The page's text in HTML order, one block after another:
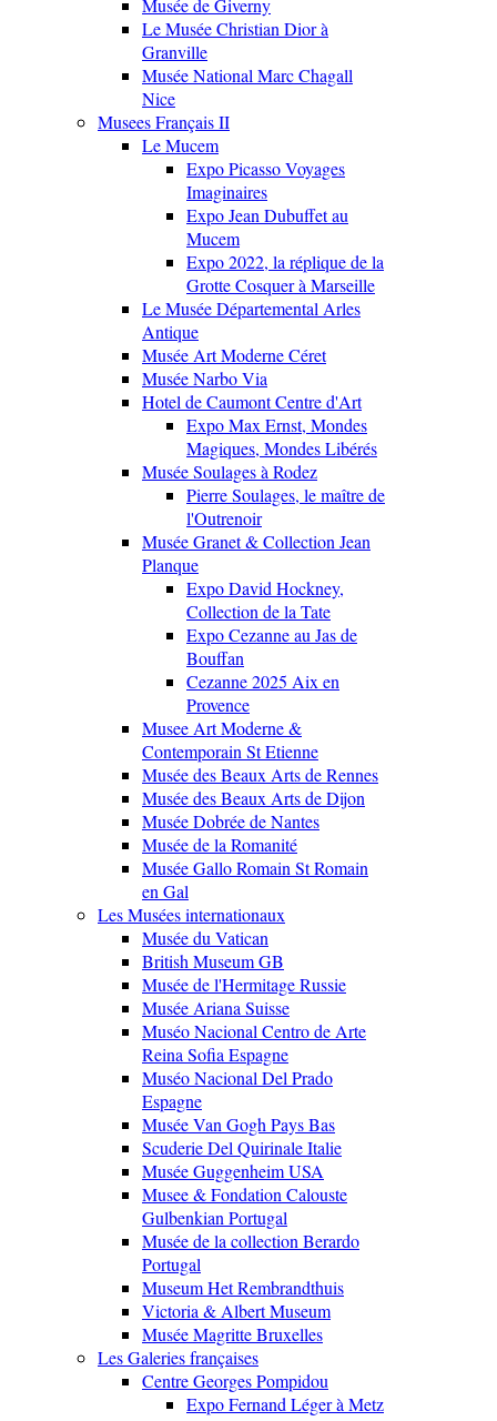
Musée de Giverny
Le Musée Christian Dior à
Granville
Musée National Marc Chagall
Nice
Musees Français II
Le Mucem
Expo Picasso Voyages
Imaginaires
Expo Jean Dubuffet au
Mucem
Expo 2022, la réplique de la
Grotte Cosquer à Marseille
Le Musée Départemental Arles
Antique
Musée Art Moderne Céret
Musée Narbo Via
Hotel de Caumont Centre d'Art
Expo Max Ernst, Mondes
Magiques, Mondes Libérés
Musée Soulages à Rodez
Pierre Soulages, le maître de
l'Outrenoir
Musée Granet & Collection Jean
Planque
Expo David Hockney,
Collection de la Tate
Expo Cezanne au Jas de
Bouffan
Cezanne 2025 Aix en
Provence
Musee Art Moderne &
Contemporain St Etienne
Musée des Beaux Arts de Rennes
Musée des Beaux Arts de Dijon
Musée Dobrée de Nantes
Musée de la Romanité
Musée Gallo Romain St Romain
en Gal
Les Musées internationaux
Musée du Vatican
British Museum GB
Musée de l'Hermitage Russie
Musée Ariana Suisse
Muséo Nacional Centro de Arte
Reina Sofia Espagne
Muséo Nacional Del Prado
Espagne
Musée Van Gogh Pays Bas
Scuderie Del Quirinale Italie
Musée Guggenheim USA
Musee & Fondation Calouste
Gulbenkian Portugal
Musée de la collection Berardo
Portugal
Museum Het Rembrandthuis
Victoria & Albert Museum
Musée Magritte Bruxelles
Les Galeries françaises
Centre Georges Pompidou
Expo Fernand Léger à Metz